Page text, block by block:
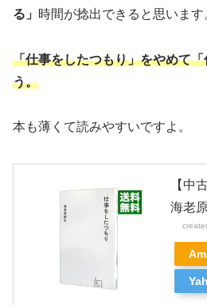
る」 時間が捻出できると思います
「仕事をしたつもり」をやめて
う。
本も薄くて読みやすいですよ。
【中
海老